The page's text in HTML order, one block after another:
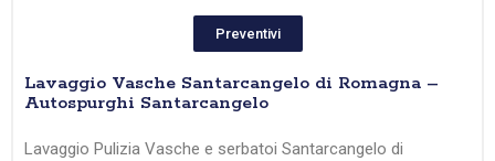
Preventivi
Lavaggio Vasche Santarcangelo di Romagna –
Autospurghi Santarcangelo
Lavaggio Pulizia Vasche e serbatoi Santarcangelo di